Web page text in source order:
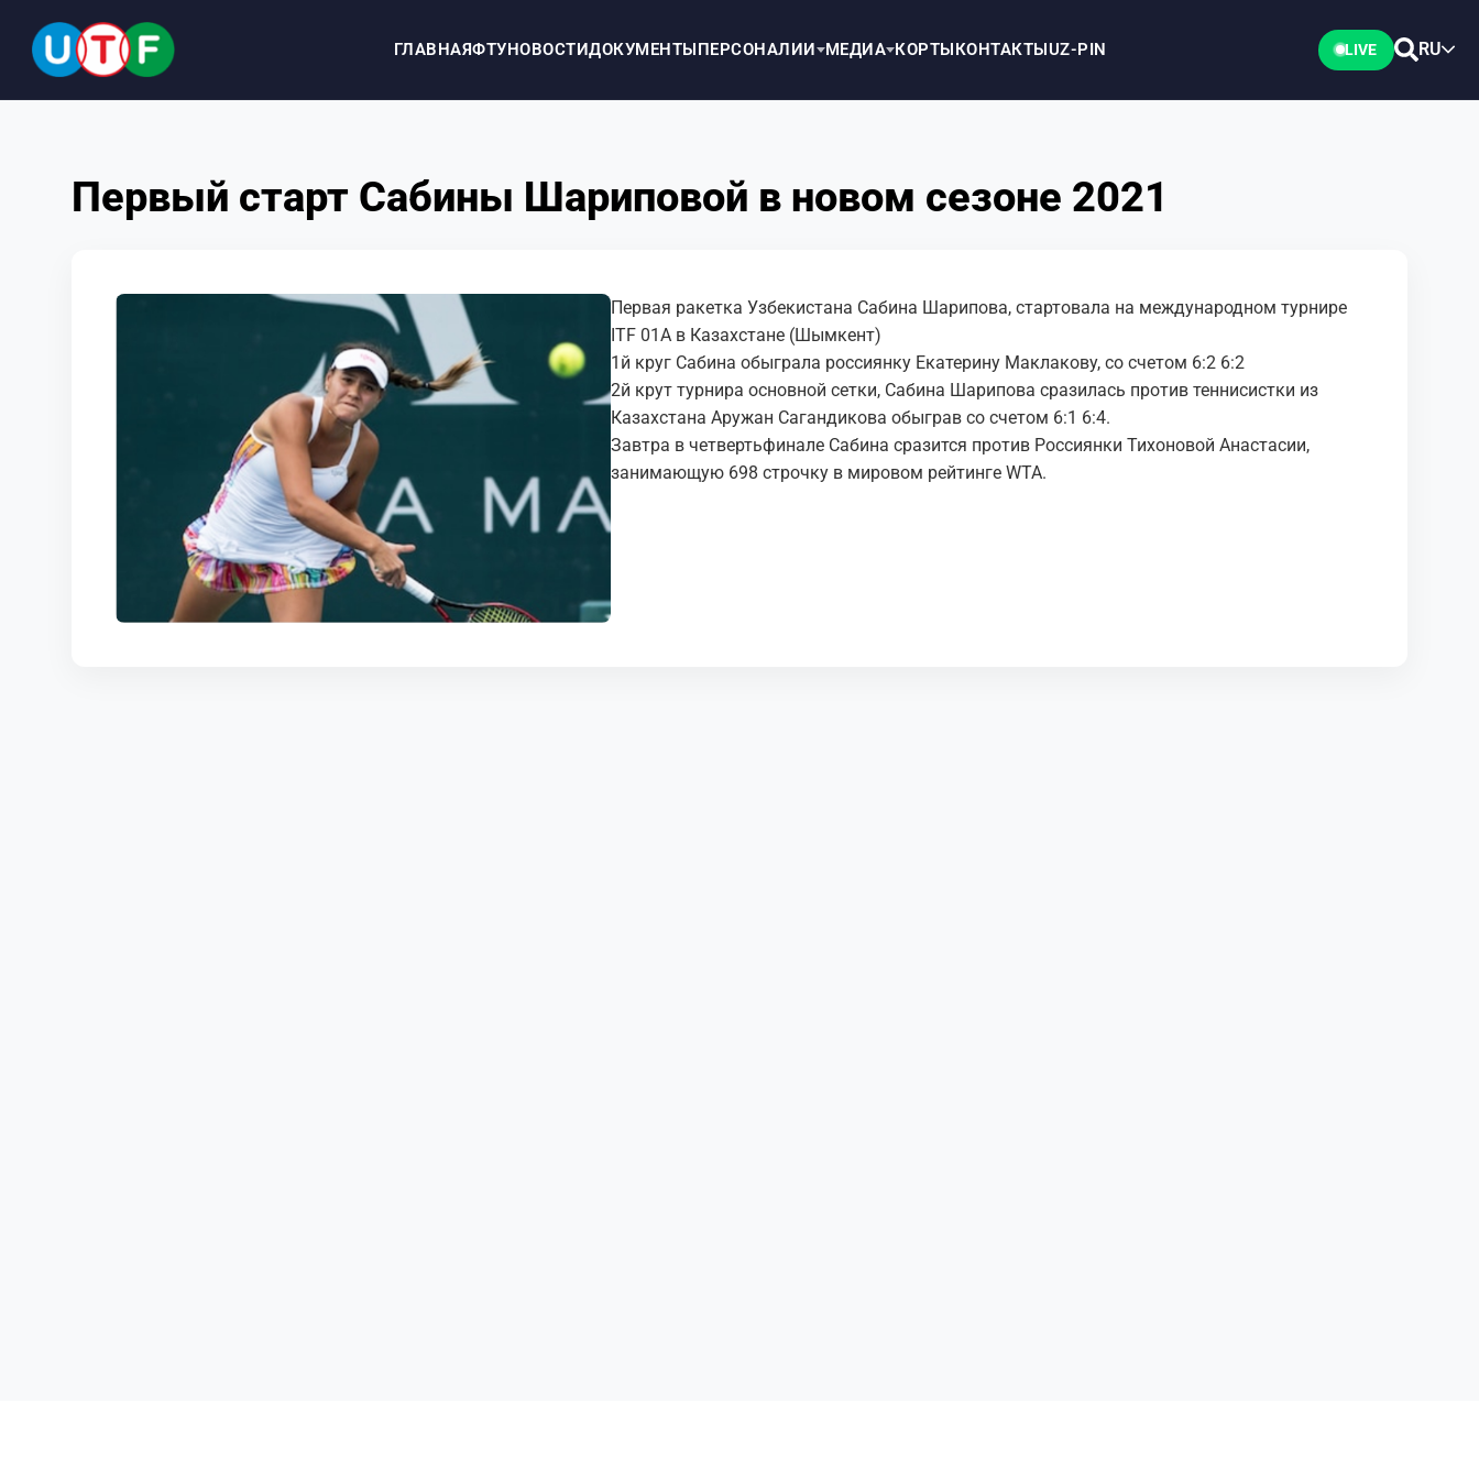
ГЛАВНАЯФТУНОВОСТИДОКУМЕНТЫПЕРСОНАЛИИ МЕДИА КОРТЫКОНТАКТЫUZ-PIN LIVE RU
НОВОСТИ
Первый старт Сабины Шариповой в новом сезоне 2021
Первая ракетка Узбекистана Сабина Шарипова, стартовала на международном турнире
ITF 01A в Казахстане (Шымкент)
1й круг Сабина обыграла россиянку Екатерину Маклакову, со счетом 6:2 6:2
2й крут турнира основной сетки, Сабина Шарипова сразилась против теннисистки из
Казахстана Аружан Сагандикова обыграв со счетом 6:1 6:4.
Завтра в четвертьфинале Сабина сразится против Россиянки Тихоновой Анастасии,
занимающую 698 строчку в мировом рейтинге WTA.